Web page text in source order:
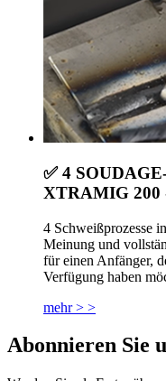
✅ 4
XTRAMIG 200
4 Schweißprozesse
Meinung und
für einen Anfänger,
Verfügung haben
mehr > >
Abonnieren Sie